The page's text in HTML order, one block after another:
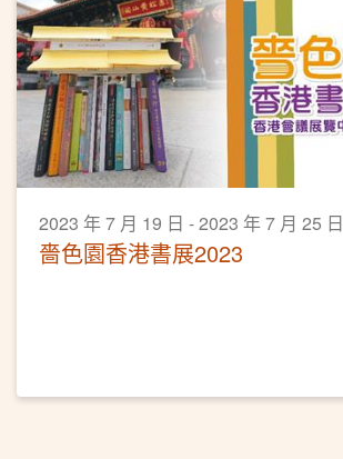
2023 年 7 月 19 日 - 2023 年 7 月 25 日
嗇色園香港書展2023